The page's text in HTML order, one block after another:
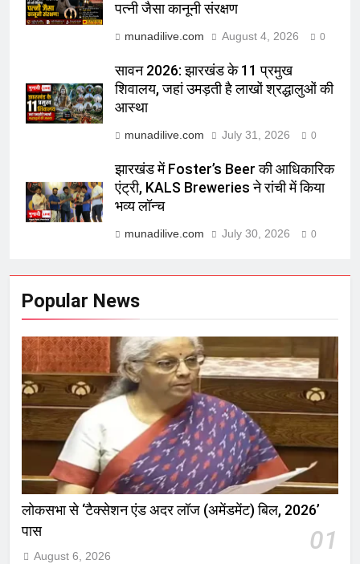
पत्नी जैसा कानूनी संरक्षण
munadilive.com August 4, 2026 0
सावन 2026: झारखंड के 11 प्रमुख
शिवालय, जहां उमड़ती है लाखों श्रद्धालुओं की
आस्था
munadilive.com July 31, 2026 0
झारखंड में Foster’s Beer की आधिकारिक
एंट्री, KALS Breweries ने रांची में किया
भव्य लॉन्च
munadilive.com July 30, 2026 0
Popular News
लोकसभा से ‘टैक्सेशन एंड अदर लॉज (अमेंडमेंट) बिल, 2026’
पास
01
August 6, 2026